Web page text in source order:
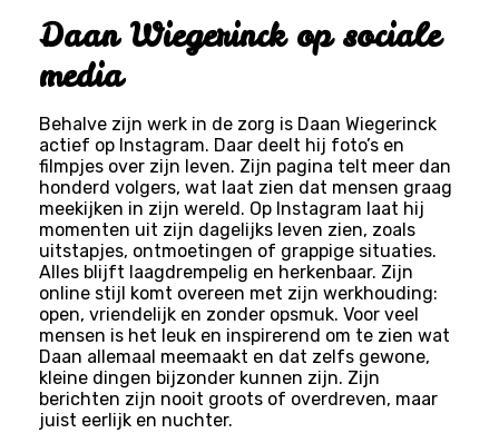
Daan Wiegerinck op sociale
media
Behalve zijn werk in de zorg is Daan Wiegerinck
actief op Instagram. Daar deelt hij foto’s en
filmpjes over zijn leven. Zijn pagina telt meer dan
honderd volgers, wat laat zien dat mensen graag
meekijken in zijn wereld. Op Instagram laat hij
momenten uit zijn dagelijks leven zien, zoals
uitstapjes, ontmoetingen of grappige situaties.
Alles blijft laagdrempelig en herkenbaar. Zijn
online stijl komt overeen met zijn werkhouding:
open, vriendelijk en zonder opsmuk. Voor veel
mensen is het leuk en inspirerend om te zien wat
Daan allemaal meemaakt en dat zelfs gewone,
kleine dingen bijzonder kunnen zijn. Zijn
berichten zijn nooit groots of overdreven, maar
juist eerlijk en nuchter.